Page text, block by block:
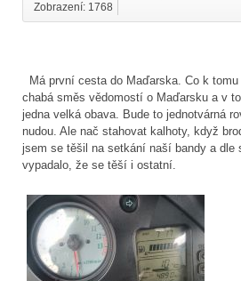
Zobrazení: 1768
Má první cesta do Maďarska. Co k
chabá směs vědomostí o Maďarsku a v
jedna velká obava. Bude to jednotvárná
nudou. Ale nač stahovat kalhoty, když
jsem se těšil na setkání naší bandy a dle
vypadalo, že se těší i ostatní.